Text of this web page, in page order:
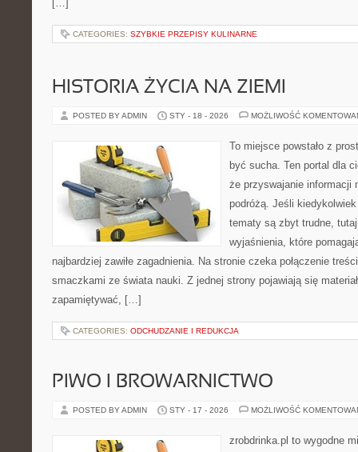
[…]
CATEGORIES: SZYBKIE PRZEPISY KULINARNE
HISTORIA ŻYCIA NA ZIEMI
POSTED BY ADMIN STY - 18 - 2026 MOŻLIWOŚĆ
To miejsce powstało z
być sucha. Ten portal dla
że przyswajanie informacji
podróżą. Jeśli
tematy są zbyt trudne,
wyjaśnienia, które
najbardziej zawiłe zagadnienia. Na stronie czeka połączenie
smaczkami ze świata nauki. Z jednej strony pojawiają się
zapamiętywać, […]
CATEGORIES: ODCHUDZANIE I REDUKCJA
PIWO I BROWARNICTWO
POSTED BY ADMIN STY - 17 - 2026 MOŻLIWOŚĆ
zrobdrinka.pl to wygodne